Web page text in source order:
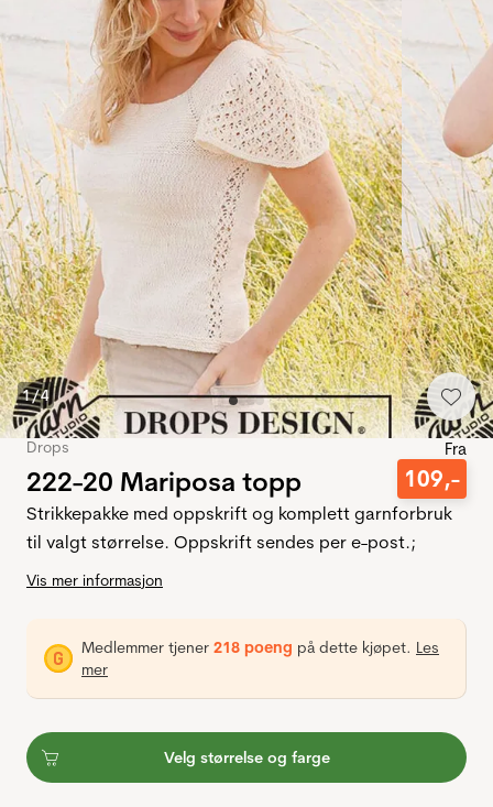
1/4
Drops
222-20 Mariposa topp
Fra
109,-
Strikkepakke med oppskrift og komplett garnforbruk
til valgt størrelse. Oppskrift sendes per e-post.;
Vis mer informasjon
Medlemmer tjener 218 poeng på dette kjøpet. Les
mer
Velg størrelse og farge